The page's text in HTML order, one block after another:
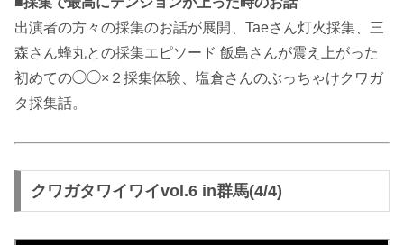
出演者の方々の採集のお話が展開、Taeさん灯火採集、三
森さん蜂丸との採集エピソード 飯島さんが震え上がった
初めての◯◯×２採集体験、塩倉さんのぶっちゃけクワガ
タ採集話。
クワガタワイワイvol.6 in群馬(4/4)